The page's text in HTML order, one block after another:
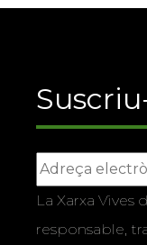
La Xarxa Vives
responsable,